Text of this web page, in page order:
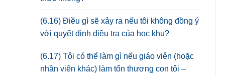
(6.16) Điều gì sẽ xảy ra nếu tôi không đồng ý
với quyết định điều tra của học khu?
(6.17) Tôi có thể làm gì nếu giáo viên (hoặc
nhân viên khác) làm tổn thương con tôi –